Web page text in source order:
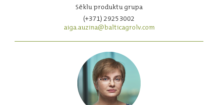
Sēklu produktu grupa
(+371) 29253002
aiga.auzina@balticagrolv.com